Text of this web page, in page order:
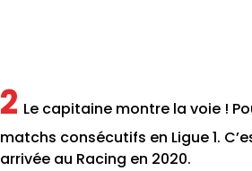
2 Le capitaine montre la voie !
matchs consécutifs en Ligue 1.
arrivée au Racing en 2020.